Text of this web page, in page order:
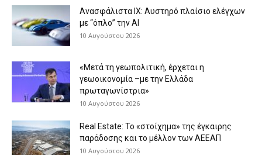
Ανασφάλιστα ΙΧ: Αυστηρό πλαίσιο ελέγχων
με “όπλο” την AI
10 Αυγούστου 2026
«Μετά τη γεωπολιτική, έρχεται η
γεωοικονομία –με την Ελλάδα
πρωταγωνίστρια»
10 Αυγούστου 2026
Real Estate: Το «στοίχημα» της έγκαιρης
παράδοσης και το μέλλον των ΑΕΕΑΠ
10 Αυγούστου 2026